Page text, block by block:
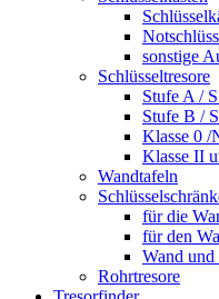
sonstige
Schlüsseltresore
Stufe A /
Stufe B /
Klasse 0 /
Klasse II
Wandtafeln
für die
für den
Wand und
Rohrtresore